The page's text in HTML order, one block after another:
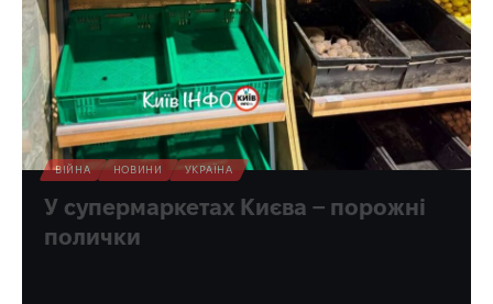
ВІЙНА НОВИНИ УКРАЇНА
У супермаркетах Києва – порожні
полички